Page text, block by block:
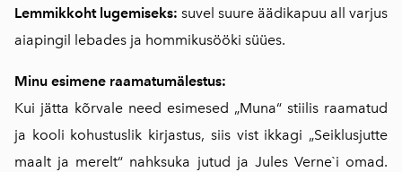
Lemmikkoht lugemiseks: suvel suure äädikapuu all varjus
aiapingil lebades ja hommikusööki süües.
Minu esimene raamatumälestus:
Kui jätta kõrvale need esimesed „Muna“ stiilis raamatud
ja kooli kohustuslik kirjastus, siis vist ikkagi „Seiklusjutte
maalt ja merelt“ nahksuka jutud ja Jules Verne`i omad.